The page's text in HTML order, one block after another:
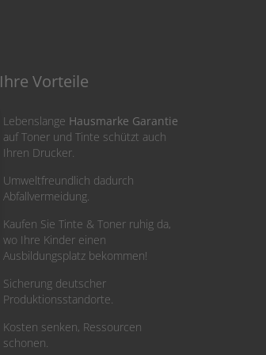
Ihre Vorteile
Lebenslange Hausmarke Garantie
auf Toner und Tinte schützt auch
Ihren Drucker.
Umweltfreundlich dadurch
Abfallvermeidung.
Kaufen Sie Tinte & Toner ruhig da,
wo Ihre Kinder einen
Ausbildungsplatz bekommen!
Sicherung deutscher
Produktionsstandorte.
Kosten senken, Ressourcen
schonen.